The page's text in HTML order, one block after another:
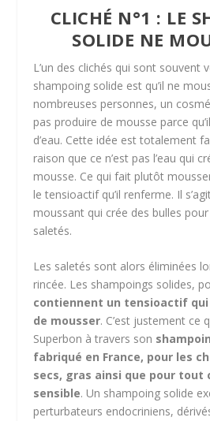
CLICHÉ N°1 : LE
SOLIDE NE
L’un des clichés qui sont souvent
shampoing solide est qu’il ne
nombreuses personnes, un
pas produire de mousse parce
d’eau. Cette idée est totalement
raison que ce n’est pas l’eau qui
mousse. Ce qui fait plutôt
le tensioactif qu’il renferme. Il
moussant qui crée des bulles
saletés.
Les saletés sont alors éliminées
rincée. Les shampoings solides,
contiennent un tensioactif
de mousser. C’est justement ce
Superbon à travers son
fabriqué en France, pour les
secs, gras ainsi que pour tout
sensible. Un shampoing solide
perturbateurs endocriniens,